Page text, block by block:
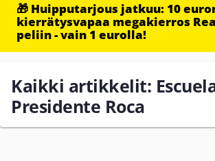
🎁 Huipputarjous jatkuu: 10
kierrätysvapaa megakierros
peliin - vain 1 eurolla!
Kaikki artikkelit:
Presidente Roca